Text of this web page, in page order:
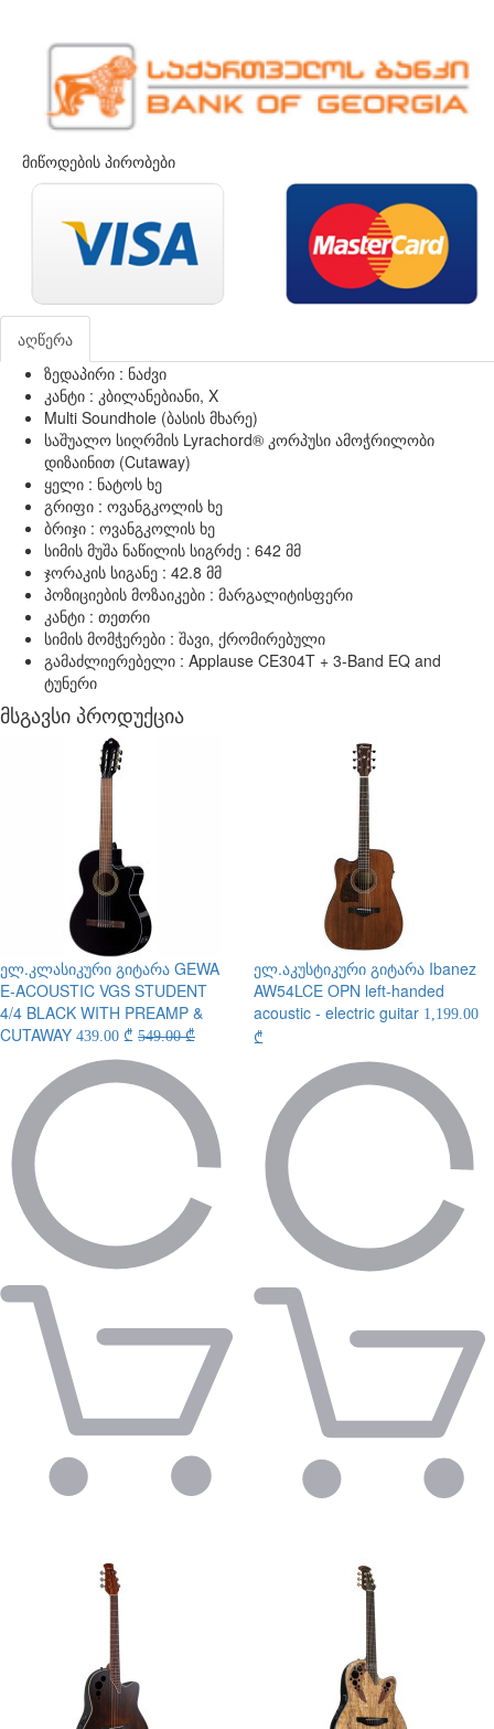
მიწოდების პირობები
აღწერა
ზედაპირი : ნაძვი
კანტი : კბილანებიანი, X
Multi Soundhole (ბასის მხარე)
საშუალო სიღრმის Lyrachord® კორპუსი ამოჭრილობი
დიზაინით (Cutaway)
ყელი : ნატოს ხე
გრიფი : ოვანგკოლის ხე
ბრიჯი : ოვანგკოლის ხე
სიმის მუშა ნაწილის სიგრძე : 642 მმ
ჯორაკის სიგანე : 42.8 მმ
პოზიციების მოზაიკები : მარგალიტისფერი
კანტი : თეთრი
სიმის მომჭერები : შავი, ქრომირებული
გამაძლიერებელი : Applause CE304T + 3-Band EQ and
ტუნერი
მსგავსი პროდუქცია
ელ.კლასიკური გიტარა GEWA
E-ACOUSTIC VGS STUDENT
4/4 BLACK WITH PREAMP &
CUTAWAY 439.00 ₾ 549.00 ₾
ელ.აკუსტიკური გიტარა Ibanez
AW54LCE OPN left-handed
acoustic - electric guitar 1,199.00
₾